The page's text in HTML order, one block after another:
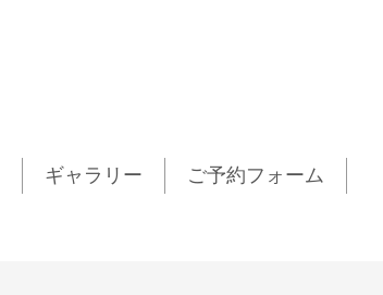
ギャラリー ご予約フォーム